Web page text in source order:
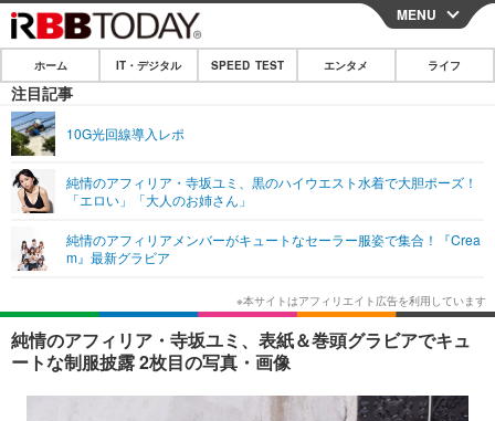
CLOSE
ホーム
IT・デジタル
ネタ
ショッピング その他
SPEED TEST
エンタメ
エンタメTOP
韓国・芸能
音楽 スポーツ
ライフ
ライフTOP グルメ
ペット ショッピング
その他
リリース一覧
プッシュ通知の停止方法
MENU
ホーム IT・デジタル SPEED TEST エンタメ ライフ
注目記事
10G光回線導入レポ
純情のアフィリア・寺坂ユミ、黒のハイウエスト水着で大胆ポーズ！
「エロい」「大人のお姉さん」
純情のアフィリアメンバーがキュートなセーラー服姿で集合！『Crea
m』最新グラビア
純情のアフィリア・寺坂ユミ、表紙＆巻頭グラビアでキュ
ートな制服披露 2枚目の写真・画像